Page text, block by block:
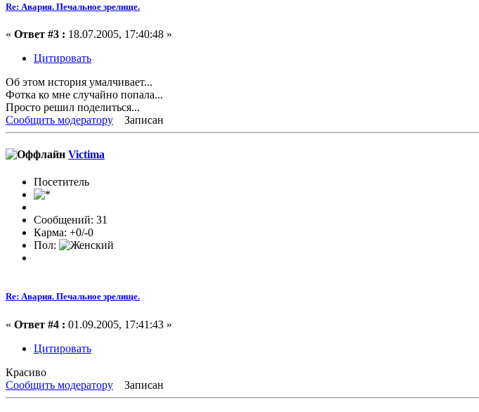
Re: Авария. Печальное зрелище.
« Ответ #3 : 18.07.2005, 17:40:48 »
Цитировать
Об этом история умалчивает...
Фотка ко мне случайно попала...
Просто решил поделиться...
Сообщить модератору
Записан
Victima
Посетитель
Сообщений: 31
Карма: +0/-0
Пол:
Re: Авария. Печальное зрелище.
« Ответ #4 : 01.09.2005, 17:41:43 »
Цитировать
Красиво
Сообщить модератору
Записан